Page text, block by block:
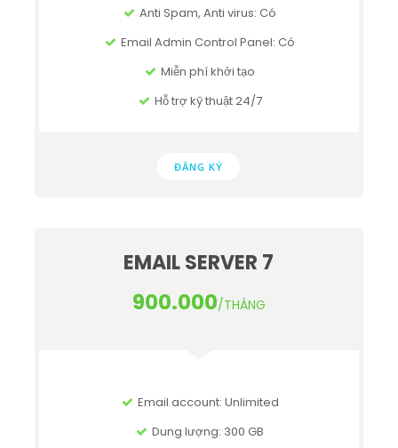
Anti Spam, Anti virus: Có
Email Admin Control Panel: Có
Miễn phí khởi tạo
Hỗ trợ kỹ thuật 24/7
ĐĂNG KÝ
EMAIL SERVER 7
900.000/THÁNG
Email account: Unlimited
Dung lượng: 300 GB